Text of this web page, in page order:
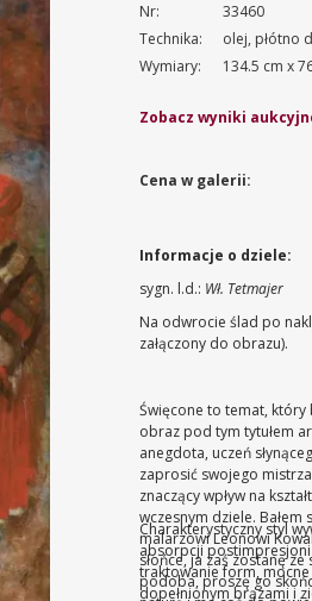
Nr:
33460
Technika:
olej, płótno
Wymiary:
134.5 cm x
Zobacz wyniki
Cena w galerii:
Informacje o dziele:
sygn. l.d.: Wł. Tetmajer
Na odwrocie ślad po
załączony do obrazu).
Święcone to temat, który
obraz pod tym tytułem
anegdota, uczeń
zaprosić swojego
znaczący wpływ na
wczesnym dziele. Bałem
malarzowi Leonowi
słońce, ja zaś zostanę
podoba, proszę go
Charakterystyczny styl
absorpcji
traktowanie form, mocne
dopełnionym brązami i